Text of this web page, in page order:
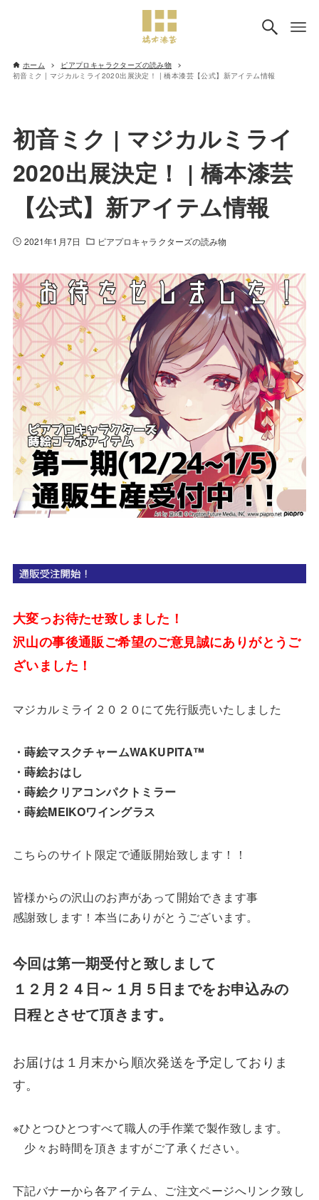
ホーム
ピアプロキャラクターズの読み物
初音ミク | マジカルミライ2020出展決定！ | 橋本漆芸【公式】新アイテム情報
初音ミク | マジカルミライ
2020出展決定！ | 橋本漆芸
【公式】新アイテム情報
2021年1月7日 ピアプロキャラクターズの読み物
大変っお待たせ致しました！
沢山の事後通販ご希望のご意見誠にありがとうご
ざいました！
マジカルミライ２０２０にて先行販売いたしました
・蒔絵マスクチャームWAKUPITA™
・蒔絵おはし
・蒔絵クリアコンパクトミラー
・蒔絵MEIKOワイングラス
こちらのサイト限定で通販開始致します！！
皆様からの沢山のお声があって開始できます事
感謝致します！本当にありがとうございます。
今回は第一期受付と致しまして
１２月２４日～１月５日までをお申込みの
日程とさせて頂きます。
お届けは１月末から順次発送を予定しておりま
す。
※ひとつひとつすべて職人の手作業で製作致します。
少々お時間を頂きますがご了承ください。
下記バナーから各アイテム、ご注文ページへリンク致し